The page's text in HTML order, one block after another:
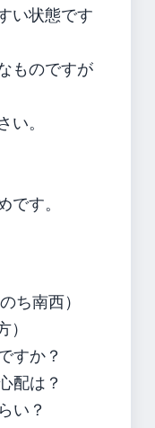
い状態です
ものですが
。
す。
ち南西）
すか？
配は？
い？